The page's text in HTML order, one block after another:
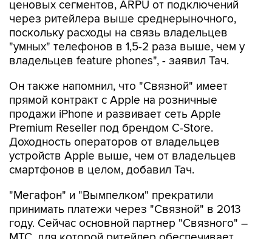
поскольку расходы на связь владельцев
"умных" телефонов в 1,5-2 раза выше, чем у
владельцев feature phones", - заявил Тач.
Он также напомнил, что "Связной" имеет
продажи iPhone и развивает сеть Apple
Premium Reseller под брендом C-Store.
Доходность операторов от владельцев
устройств Apple выше, чем от владельцев
смартфонов в целом, добавил Тач.
"Мегафон" и "Вымпелком" прекратили
году. Сейчас основной партнер "Связного" –
МТС, для которой ритейлер обеспечивает
около 50% подключений абонентов.